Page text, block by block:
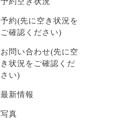
予約(先に空き状況を
ご確認ください)
お問い合わせ(先に空
き状況をご確認くだ
さい)
最新情報
写真